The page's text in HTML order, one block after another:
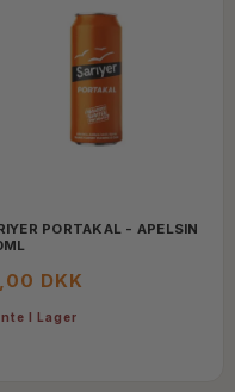
PORTAKAL - APELSIN
DKK
I Lager